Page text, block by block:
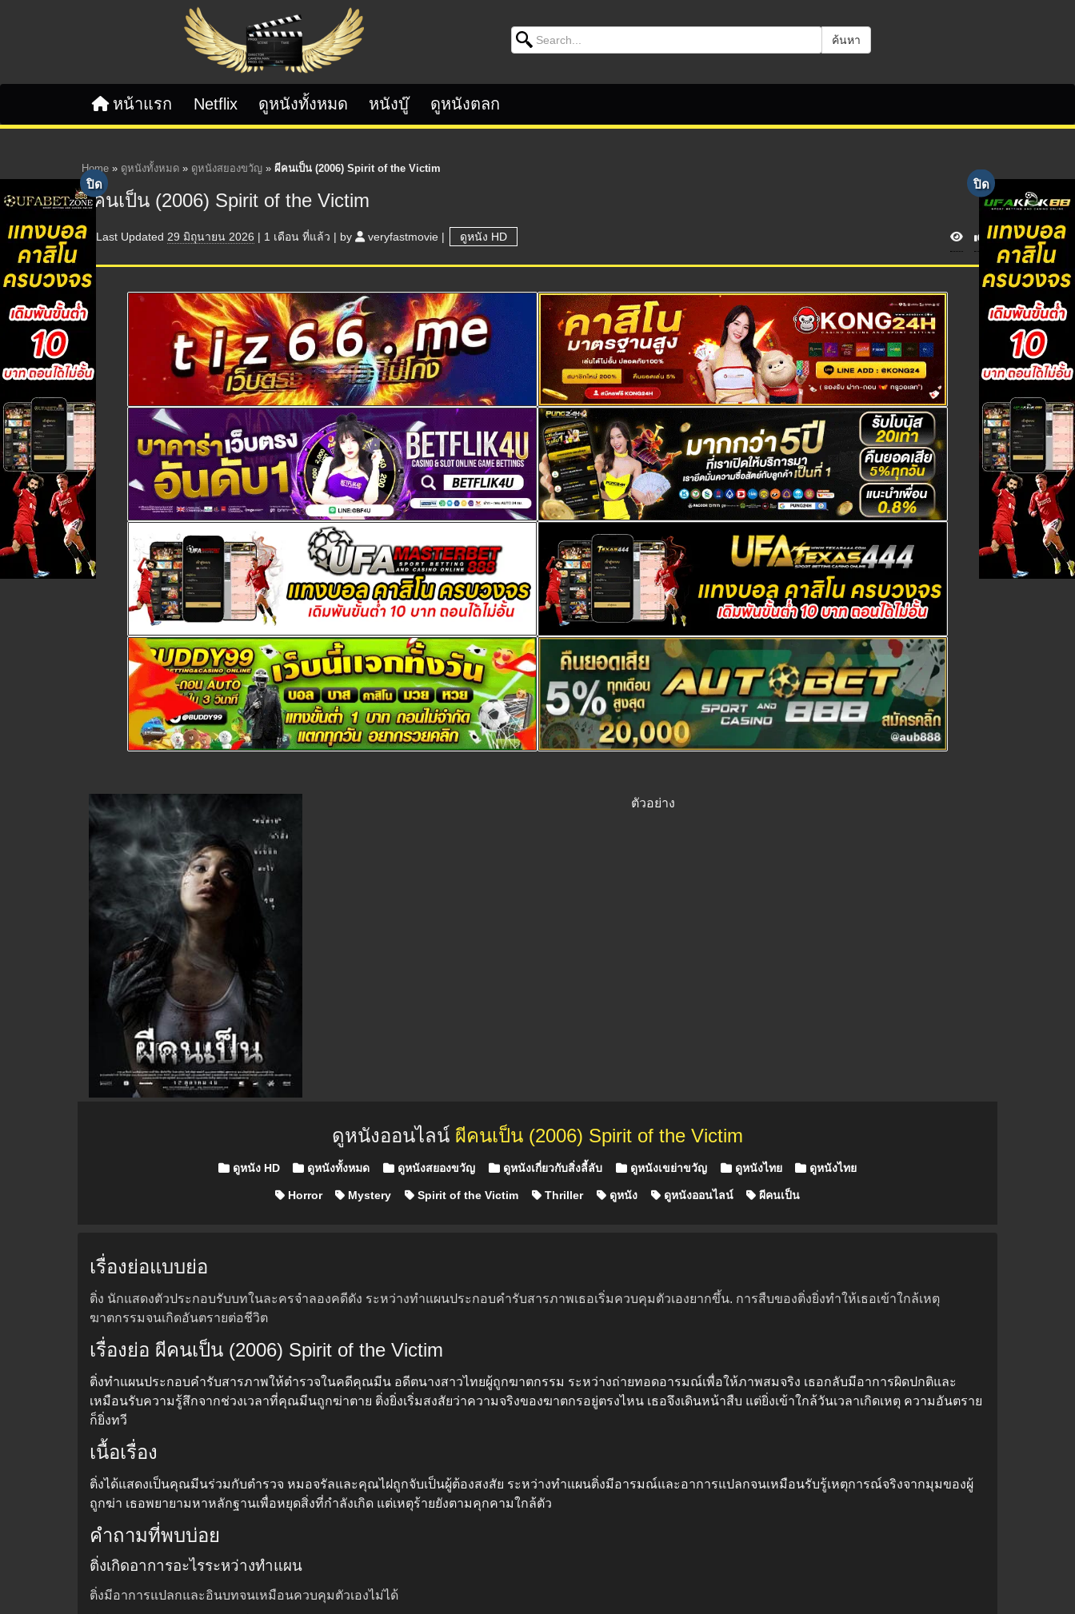
Search for: ค้นหา
หน้าแรก Netflix ดูหนังทั้งหมด หนังบู๊ ดูหนังตลก
Home » ดูหนังทั้งหมด » ดูหนังสยองขวัญ » ผีคนเป็น (2006) Spirit of the Victim
ผีคนเป็น (2006) Spirit of the Victim
Last Updated 29 มิถุนายน 2026 | 1 เดือน ที่แล้ว | by veryfastmovie | ดูหนัง HD V
i
ตัวอย่าง
ดูหนังออนไลน์ ผีคนเป็น (2006) Spirit of the Victim
Posted in
ดูหนัง HD ดูหนังทั้งหมด ดูหนังสยองขวัญ ดูหนังเกี่ยวกับสิ่งลี้ลับ ดูหนังเขย่าขวัญ ดูหนังไทย ดูหนังไทย
Horror Mystery Spirit of the Victim Thriller ดูหนัง ดูหนังออนไลน์ ผีคนเป็น
เรื่องย่อแบบย่อ
ติ่ง นักแสดงตัวประกอบรับบทในละครจำลองคดีดัง ระหว่างทำแผนประกอบคำรับสารภาพเธอเริ่มควบคุมตัวเองยากขึ้น. การสืบของติ่งยิ่งทำให้เธอเข้าใกล้เหตุ
ฆาตกรรมจนเกิดอันตรายต่อชีวิต
เรื่องย่อ ผีคนเป็น (2006) Spirit of the Victim
ติ่งทำแผนประกอบคำรับสารภาพให้ตำรวจในคดีคุณมีน อดีตนางสาวไทยผู้ถูกฆาตกรรม ระหว่างถ่ายทอดอารมณ์เพื่อให้ภาพสมจริง เธอกลับมีอาการผิดปกติและ
เหมือนรับความรู้สึกจากช่วงเวลาที่คุณมีนถูกฆ่าตาย ติ่งยิ่งเริ่มสงสัยว่าความจริงของฆาตกรอยู่ตรงไหน เธอจึงเดินหน้าสืบ แต่ยิ่งเข้าใกล้วันเวลาเกิดเหตุ ความอันตราย
ก็ยิ่งทวี
เนื้อเรื่อง
ติ่งได้แสดงเป็นคุณมีนร่วมกับตำรวจ หมอจรัลและคุณไฝถูกจับเป็นผู้ต้องสงสัย ระหว่างทำแผนติ่งมีอารมณ์และอาการแปลกจนเหมือนรับรู้เหตุการณ์จริงจากมุมของผู้
ถูกฆ่า เธอพยายามหาหลักฐานเพื่อหยุดสิ่งที่กำลังเกิด แต่เหตุร้ายยังตามคุกคามใกล้ตัว
คำถามที่พบบ่อย
ติ่งเกิดอาการอะไรระหว่างทำแผน
ติ่งมีอาการแปลกและอินบทจนเหมือนควบคุมตัวเองไม่ได้